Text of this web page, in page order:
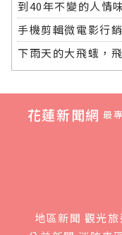
到40年不變的人情味
手機剪輯微電影行
下雨天的大飛蛾，
花蓮新聞網 最
地區新聞 觀光旅